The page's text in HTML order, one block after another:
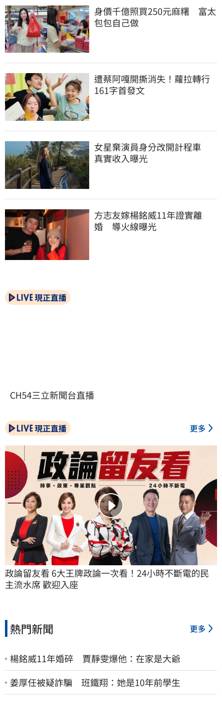
身價千億照買250元麻糬　富太
包包自己做
遭蔡阿嘎開撕消失！蘿拉轉行
161字首發文
女星棄演員身分改開計程車
真實收入曝光
方志友嫁楊銘威11年證實離
婚　導火線曝光
現正直播
CH54三立新聞台直播
現正直播 更多
政論留友看 6大王牌政論一次看！24小時不斷電的民
主流水席 歡迎入座
熱門新聞 更多
楊銘威11年婚碎 賈靜雯爆他：在家是大爺
姜厚任被疑詐騙 班鐵翔：她是10年前學生